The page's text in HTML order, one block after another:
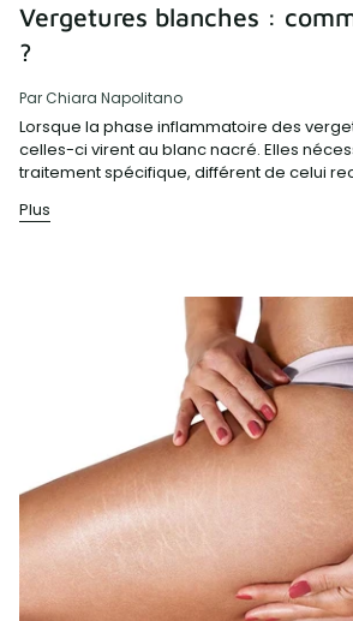
Vergetures blanches :
?
Par Chiara Napolitano
Lorsque la phase inflammatoire des
celles-ci virent au blanc nacré. Elles
traitement spécifique, différent de celui
Plus